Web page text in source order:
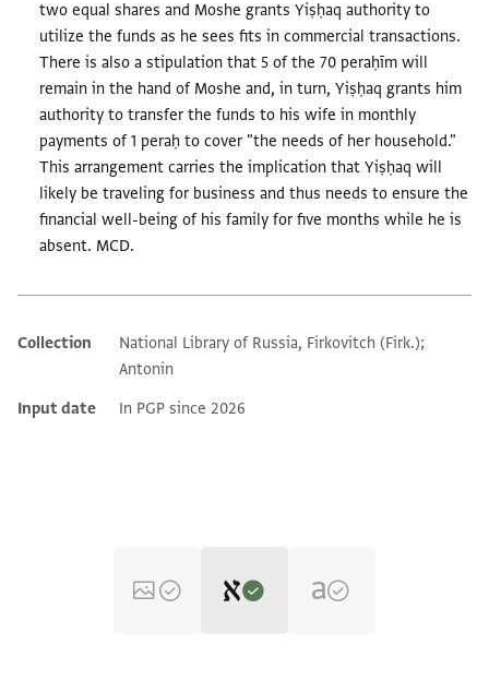
two equal shares and Moshe grants Yiṣḥaq authority to
utilize the funds as he sees fits in commercial transactions.
There is also a stipulation that 5 of the 70 peraḥīm will
remain in the hand of Moshe and, in turn, Yiṣḥaq grants him
authority to transfer the funds to his wife in monthly
payments of 1 peraḥ to cover "the needs of her household."
This arrangement carries the implication that Yiṣḥaq will
likely be traveling for business and thus needs to ensure the
financial well-being of his family for five months while he is
absent. MCD.
Additional metadata
Collection
National Library of Russia, Firkovitch (Firk.);
Antonin
Input date
In PGP since 2026